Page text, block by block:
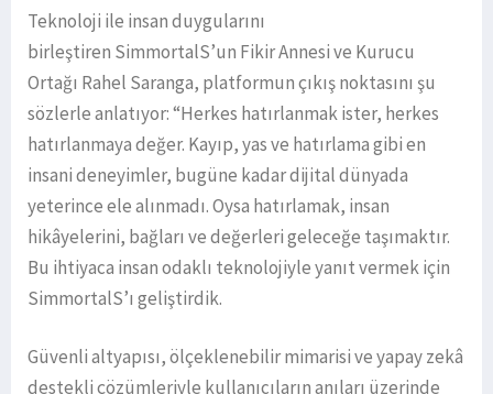
Teknoloji ile insan duygularını
birleştiren SimmortalS’un Fikir Annesi ve Kurucu
Ortağı Rahel Saranga, platformun çıkış noktasını şu
sözlerle anlatıyor: “Herkes hatırlanmak ister, herkes
hatırlanmaya değer. Kayıp, yas ve hatırlama gibi en
insani deneyimler, bugüne kadar dijital dünyada
yeterince ele alınmadı. Oysa hatırlamak, insan
hikâyelerini, bağları ve değerleri geleceğe taşımaktır.
Bu ihtiyaca insan odaklı teknolojiyle yanıt vermek için
SimmortalS’ı geliştirdik.
Güvenli altyapısı, ölçeklenebilir mimarisi ve yapay zekâ
destekli çözümleriyle kullanıcıların anıları üzerinde